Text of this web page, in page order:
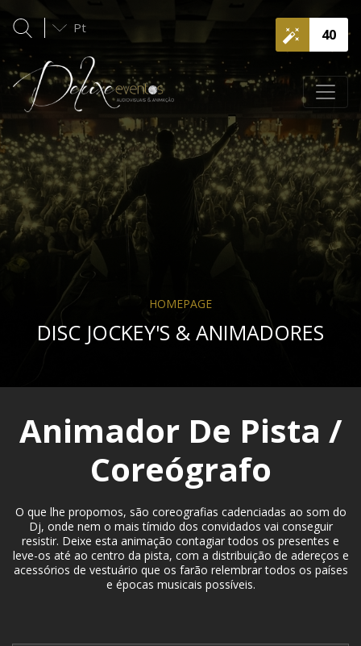
40
Pt
HOMEPAGE
DISC JOCKEY'S & ANIMADORES
Animador De Pista /
Coreógrafo
O que lhe propomos, são coreografias cadenciadas ao som do
Dj, onde nem o mais tímido dos convidados vai conseguir
resistir. Deixe esta animação contagiar todos os presentes e
leve-os até ao centro da pista, com a distribuição de adereços e
acessórios de vestuário que os farão relembrar todos os países
e épocas musicais possíveis.